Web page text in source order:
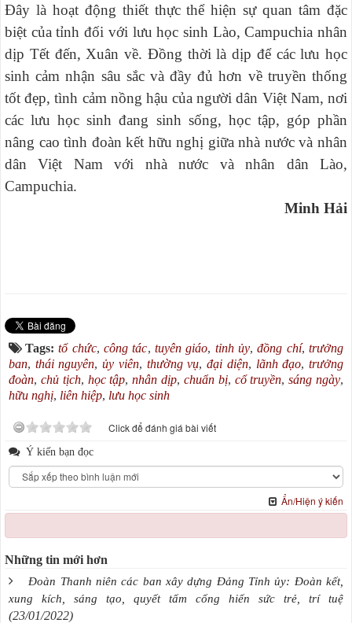
Đây là hoạt động thiết thực thể hiện sự quan tâm đặc
biệt của tỉnh đối với lưu học sinh Lào, Campuchia nhân
dịp Tết đến, Xuân về. Đồng thời là dịp để các lưu học
sinh cảm nhận sâu sắc và đầy đủ hơn về truyền thống
tốt đẹp, tình cảm nồng hậu của người dân Việt Nam, nơi
các lưu học sinh đang sinh sống, học tập, góp phần
nâng cao tình đoàn kết hữu nghị giữa nhà nước và nhân
dân Việt Nam với nhà nước và nhân dân Lào,
Campuchia.
Minh Hải
Tags:tổ chức,công tác, tuyên giáo, tỉnh ủy,đồng chí,trưởng
ban, thái nguyên,ủy viên, thường vụ,đại diện, lãnh đạo,trưởng
đoàn, chủ tịch, học tập,nhân dịp, chuẩn bị, cổ truyền,sáng ngày,
hữu nghị, liên hiệp, lưu học sinh
Click để đánh giá bài viết
Ý kiến bạn đọc
Ẩn/Hiện ý kiến
Những tin mới hơn
Đoàn Thanh niên các ban xây dựng Đảng Tỉnh ủy: Đoàn kết,
xung kích, sáng tạo, quyết tấm cống hiến sức trẻ, trí tuệ
(23/01/2022)